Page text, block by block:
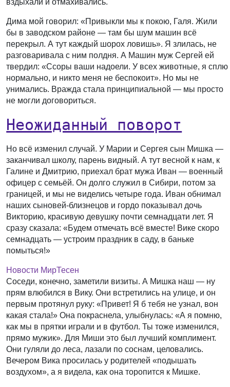
вздыхали и отмахивались.
Дима мой говорил: «Привыкли мы к покою, Галя. Жили
бы в заводском районе — там бы шум машин всё
перекрыл. А тут каждый шорох ловишь». Я злилась, не
разговаривала с ним полдня. А Машин муж Сергей ей
твердил: «Ссоры ваши надоели. У всех животные, я сплю
нормально, и никто меня не беспокоит». Но мы не
унимались. Вражда стала принципиальной — мы просто
не могли договориться.
Неожиданный поворот
Но всё изменил случай. У Марии и Сергея сын Мишка —
заканчивал школу, парень видный. А тут весной к нам, к
Галине и Дмитрию, приехал брат мужа Иван — военный
офицер с семьёй. Он долго служил в Сибири, потом за
границей, и мы не виделись четыре года. Иван обнимал
наших сыновей-близнецов и гордо показывал дочь
Викторию, красивую девушку почти семнадцати лет. Я
сразу сказала: «Будем отмечать всё вместе! Вике скоро
семнадцать — устроим праздник в саду, в баньке
помыться!»
Новости МирТесен
Соседи, конечно, заметили визиты. А Мишка наш — ну
прям влюбился в Вику. Они встретились на улице, и он
первым протянул руку: «Привет! Я б тебя не узнал, вон
какая стала!» Она покраснела, улыбнулась: «А я помню,
как мы в прятки играли и в футбол. Ты тоже изменился,
прямо мужик». Для Миши это был лучший комплимент.
Они гуляли до леса, лазали по соснам, целовались.
Вечером Вика просилась у родителей «подышать
воздухом», а я видела, как она торопится к Мишке.